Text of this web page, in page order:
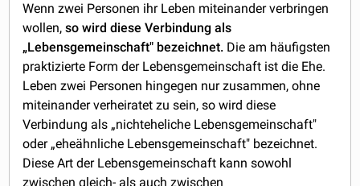
Wenn zwei Personen ihr Leben miteinander verbringen
wollen,so wird diese Verbindung als
„Lebensgemeinschaft" bezeichnet. Die am häufigsten
praktizierte Form der Lebensgemeinschaft ist die Ehe.
Leben zwei Personen hingegen nur zusammen, ohne
miteinander verheiratet zu sein, so wird diese
Verbindung als „nichteheliche Lebensgemeinschaft"
oder „eheähnliche Lebensgemeinschaft" bezeichnet.
Diese Art der Lebensgemeinschaft kann sowohl
zwischen gleich- als auch zwischen